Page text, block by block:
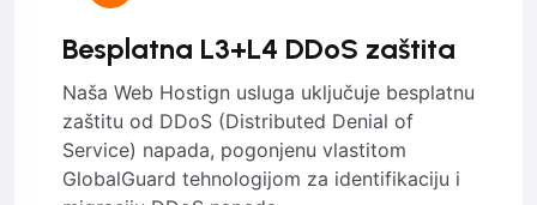
Besplatna L3+L4 DDoS zaštita
Naša Web Hostign usluga uključuje besplatnu
zaštitu od DDoS (Distributed Denial of
Service) napada, pogonjenu vlastitom
GlobalGuard tehnologijom za identifikaciju i